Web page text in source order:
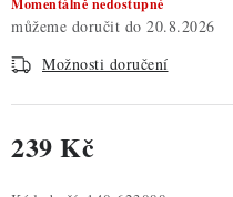
Momentálně nedostupné
20.8.2026
Možnosti doručení
239 Kč